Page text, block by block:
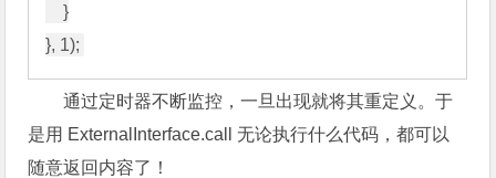
    }
通过定时器不断监控，一旦出现就将其重定义。于
是用 ExternalInterface.call 无论执行什么代码，都可以
随意返回内容了！